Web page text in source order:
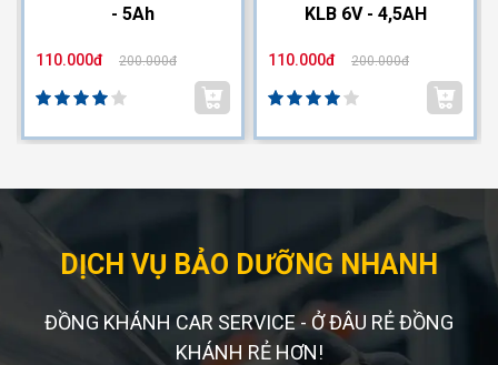
- 5Ah
110.000đ 200.000đ
KLB 6V - 4,5AH
110.000đ 200.000đ
DỊCH VỤ BẢO DƯỠNG NHANH
ĐỒNG KHÁNH CAR SERVICE - Ở ĐÂU RẺ ĐỒNG
KHÁNH RẺ HƠN!